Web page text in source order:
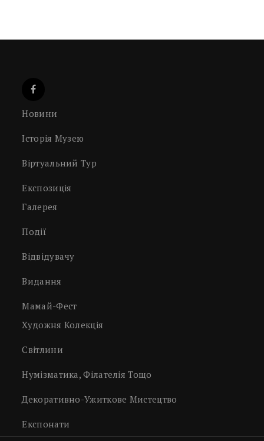
Новини
Історія Музею
Віртуальний Тур
Експозиція
Галерея
Події
Відвідувачу
Видання
Мамай-Фест
Художня Колекція
Світлини
Нумізматика, Філателія Тощо
Декоративно-Ужиткове Мистецтво
Експонати